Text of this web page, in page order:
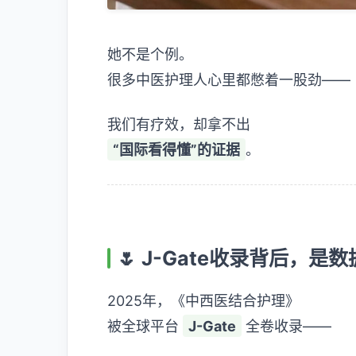
她不是个例。
很多中医护理人心里都憋着一股劲——
我们有疗效，却拿不出
“国际看得懂”的证据 。
🌷 J-Gate收录背后，是数
2025年，《中西医结合护理》
被全球平台
J-Gate 全卷收录——